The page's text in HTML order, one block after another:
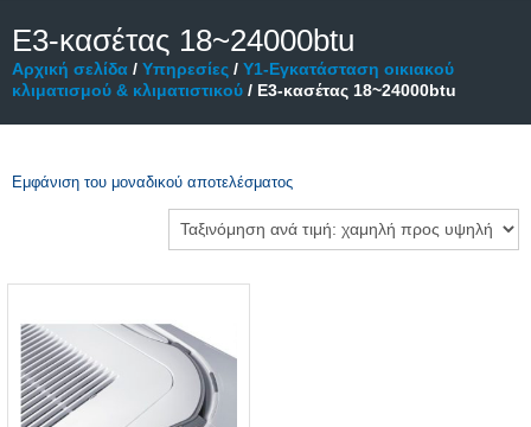
Ε3-κασέτας 18~24000btu
Αρχική σελίδα / Υπηρεσίες / Υ1-Εγκατάσταση οικιακού
κλιματισμού & κλιματιστικού / Ε3-κασέτας 18~24000btu
Εμφάνιση του μοναδικού αποτελέσματος